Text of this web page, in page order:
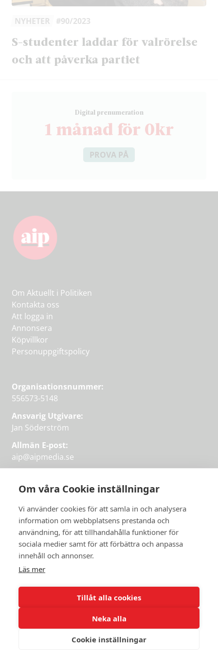
Om våra Cookie inställningar
Vi använder cookies för att samla in och analysera
information om webbplatsens prestanda och
användning, för att tillhandahålla funktioner för
sociala medier samt för att förbättra och anpassa
innehåll och annonser.
Läs mer
Tillåt alla cookies
Neka alla
Cookie inställningar
Få veckans bästa
artiklar i mejlen
varje vecka om våra mest intressanta
JAG VILL HA NYHETSBREV
NYHETER #90/2023
S-studenter laddar för valrörelse
och att påverka partiet
Digital prenumeration
1 månad för 0kr
PROVA PÅ
Om Aktuellt i Politiken
Kontakta oss
Att logga in
Annonsera
Köpvillkor
Personuppgiftspolicy
Organisationsnummer:
556573-5148
Ansvarig Utgivare:
Jan Söderström
Allmän E-post:
aip@aipmedia.se
aip@flowyinfo.seeller 08-1210 60 40.
Instagram
LinkedIn
Twitter
Facebook
Få veckans bästa
artiklar på mejlen
PRENUMERERA
© 2026 Aktuellt i Politiken.